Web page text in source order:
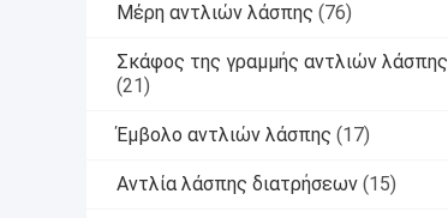
Μέρη αντλιών λάσπης (76)
Σκάφος της γραμμής αντλιών λάσπης
(21)
Έμβολο αντλιών λάσπης (17)
Αντλία λάσπης διατρήσεων (15)